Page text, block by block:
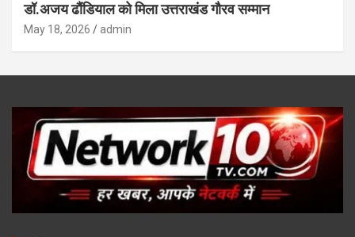
डॉ.अजय ढौंडियाल को मिला उत्तराखंड गौरव सम्मान
May 18, 2026 admin